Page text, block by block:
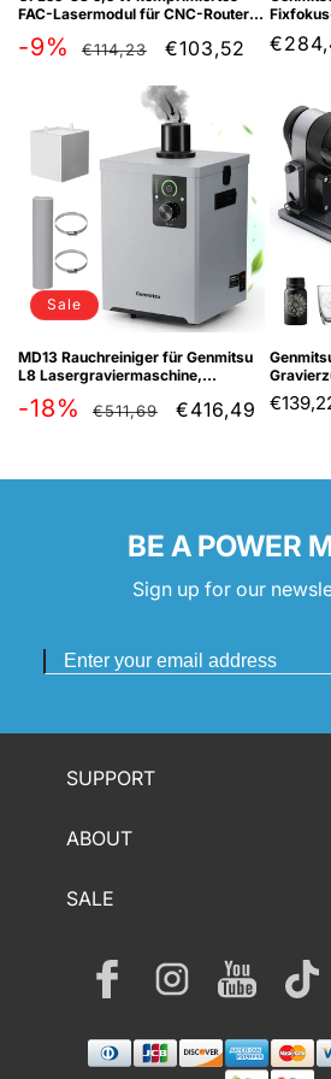
FAC-Lasermodul für CNC-Router
PRO
-9%
Normaler
€114,23 Verkaufspreis
€103,52
Sale
MD13 Rauchreiniger für Genmitsu
L8 Lasergraviermaschine,
Vierschichtfiltration
-18%
Normaler
€511,69 Verkaufspreis
€416,49
BE A POWER
Sign up for our
SUPPORT
ABOUT
SALE
FacebookInstagramYouTube TikTok
Zahlungsmethoden